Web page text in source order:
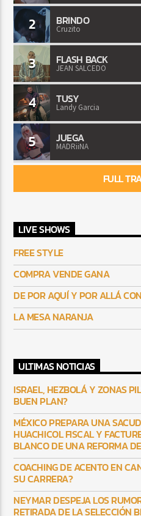
2 BRINDO
Cruzito
3 FLASH BACK
JEAN SALCEDO
4 TUSY
Landy Garcia
5 JUEGA
MADRiiNA
FULL
LIVE SHOWS
FREE STYLE
COMPRA VENDE GANA
DE POR AQUÍ Y POR ALLÁ
LA MESA NARANJA
ULTIMAS NOTICIAS
ISRAEL, HEZBOLÁ Y ZONAS
BUEN PLAN?
MÉXICO PREPARA UNA
HUACHICOL FISCAL Y
BLANCO DE UNA REFORMA
COACHING DE ACENTO EN
SU CARRERA?
NEYMAR DESPEJA LOS
RETIRADA DE LA SELECCIÓN